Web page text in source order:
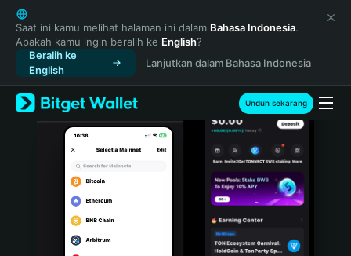
English
日本語
Tiếng Việt
Русский
Español (Latinoamérica)
Türkçe
Italiano
Português (Portugal)
Bahasa Indonesia
Saat ini kamu melihat halaman ini dalam Bahasa Indonesia.
Apakah kamu ingin beralih ke English?
Beralih ke
English
Lanjutkan dalam Bahasa Indonesia
Unduh sekarang